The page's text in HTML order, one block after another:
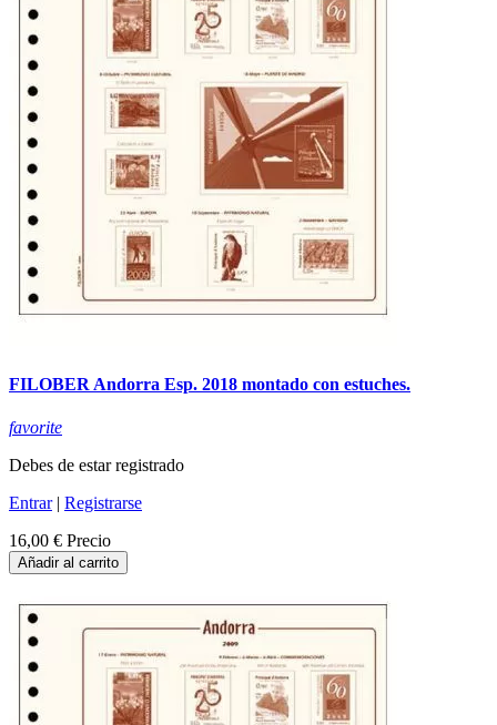
FILOBER Andorra Esp. 2018 montado con estuches.
favorite
Debes de estar registrado
Entrar| Registrarse
16,00 € Precio
Añadir al carrito